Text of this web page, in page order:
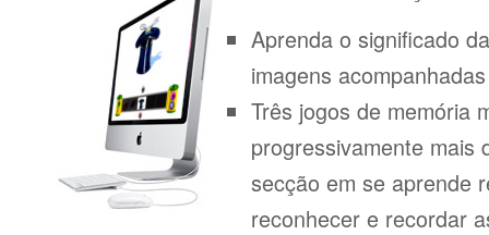
Aprenda o significado
imagens
Três jogos de memória
progressivamente mais
secção em se aprende
reconhecer e recordar